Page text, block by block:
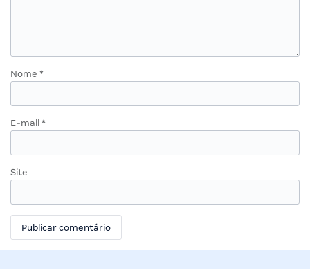
Nome *
E-mail *
Site